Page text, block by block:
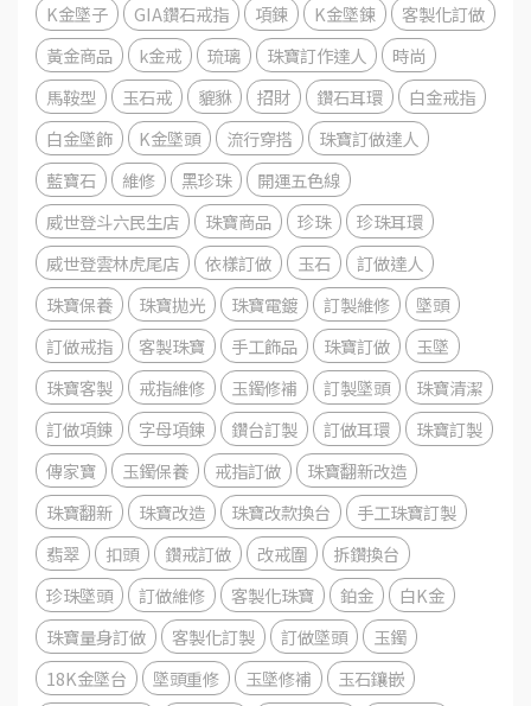
K金墜子
GIA鑽石戒指 項鍊 K金墜鍊
客製化訂做
黃金商品
k金戒 琉璃 珠寶訂作達人
時尚
馬鞍型
玉石戒 貔貅 招財 鑽石耳環
白金戒指
白金墜飾
K金墜頭 流行穿搭
珠寶訂做達人
藍寶石
維修 黑珍珠
開運五色線
威世登斗六民生店
珠寶商品 珍珠
珍珠耳環
威世登雲林虎尾店
依樣訂做 玉石
訂做達人
珠寶保養
珠寶拋光 珠寶電鍍 訂製維修
墜頭
訂做戒指
客製珠寶 手工飾品 珠寶訂做
玉墜
珠寶客製
戒指維修 玉鐲修補 訂製墜頭
珠寶清潔
訂做項鍊
字母項鍊 鑽台訂製 訂做耳環
珠寶訂製
傳家寶
玉鐲保養 戒指訂做
珠寶翻新改造
珠寶翻新
珠寶改造 珠寶改款換台
手工珠寶訂製
翡翠
扣頭 鑽戒訂做 改戒圍
拆鑽換台
珍珠墜頭
訂做維修 客製化珠寶 鉑金
白K金
珠寶量身訂做
客製化訂製 訂做墜頭
玉鐲
18K金墜台
墜頭重修 玉墜修補
玉石鑲嵌